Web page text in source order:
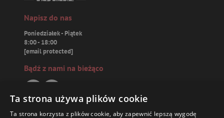
Napisz do nas
Poniedziałek - Piątek
8:00 - 18:00
[email protected]
Bądź z nami na bieżąco
Ta strona używa plików cookie
Ta strona korzysta z plików cookie, aby zapewnić lepszą wygodę